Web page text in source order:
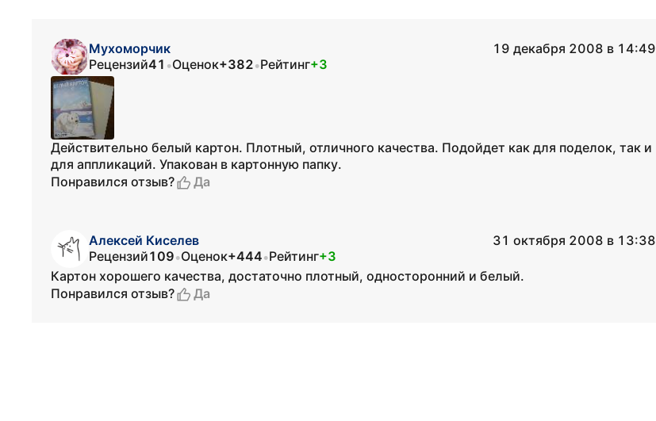
Мухоморчик
19 декабря 2008 в 14:49
Рецензий41 •Оценок+382•Рейтинг+3
Действительно белый картон. Плотный, отличного качества. Подойдет как для поделок, так и
для аппликаций. Упакован в картонную папку.
Понравился отзыв?
Да
Алексей Киселев
31 октября 2008 в 13:38
Рецензий109•Оценок+444•Рейтинг+3
Картон хорошего качества, достаточно плотный, односторонний и белый.
Понравился отзыв?
Да